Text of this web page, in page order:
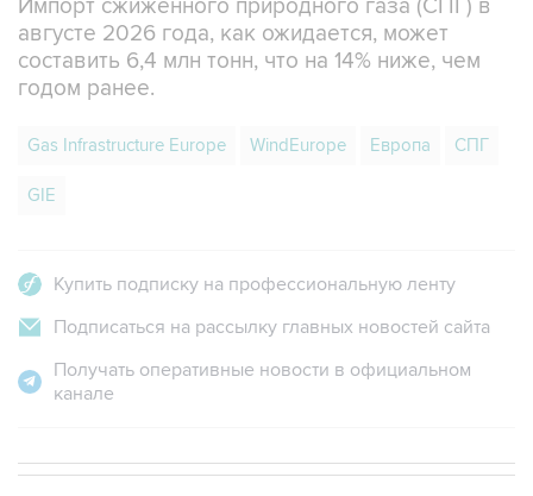
Импорт сжиженного природного газа (СПГ) в
августе 2026 года, как ожидается, может
составить 6,4 млн тонн, что на 14% ниже, чем
годом ранее.
Gas Infrastructure Europe WindEurope Европа СПГ
GIE
Купить подписку на профессиональную ленту
Подписаться на рассылку главных новостей сайта
Получать оперативные новости в официальном
канале